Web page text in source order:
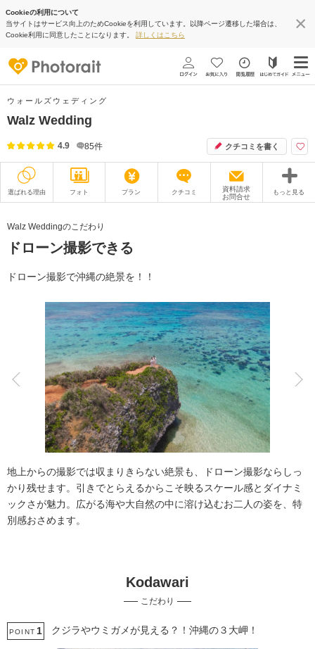
Cookieの利用について
当サイトはサービス向上のためCookieを利用しています。以降ページ遷移した場合は、
Cookie利用に同意したことになります。 詳しくはこちら
ウォールズウェディング
Walz Wedding
4.9 85件 クチコミを書く
選ばれる理由 フォト プラン クチコミ
資料請求
お問合せ
もっと見る
衣装
オプション
アクセス/TEL スタジオトップ
こだわりポイント
3万円以下のプラン 動画の作成
人気スポットでの撮影
豊富なカラードレス
Walz Weddingのこだわり
ドローン撮影できる
ドローン撮影で沖縄の絶景を！！
地上からの撮影では収まりきらない絶景も、ドローン撮影ならしっ
かり残せます。引きでとらえるからこそ映るスケール感とダイナミ
ックさが魅力。広がる海や大自然の中に溶け込むお二人の姿を、特
別感おさめます。
Kodawari
こだわり
POINT 1 クジラやウミガメが見える？！沖縄の３大岬！